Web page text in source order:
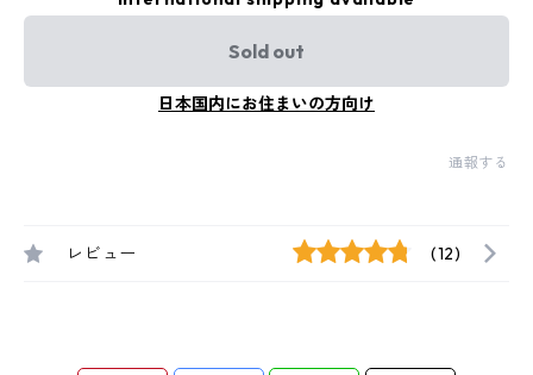
Sold out
日本国内にお住まいの方向け
通報する
レビュー (12)